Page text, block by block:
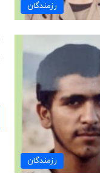
رزمندگان
رزمندگان